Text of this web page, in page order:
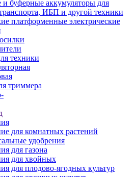
и буферные аккумуляторы для
ИБП и другой техники
платформенные электрические
техники
триммера
для комнатных растений
удобрения
для газона
для хвойных
для плодово-ягодных культур